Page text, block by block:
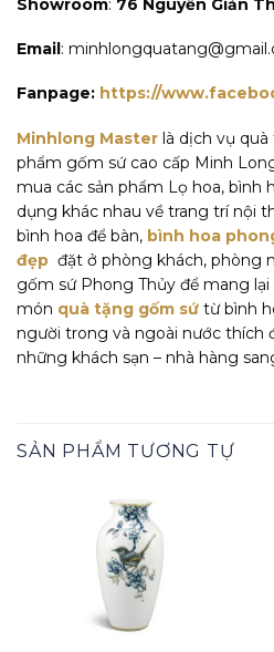
Showroom: 76 Nguyễn Giản
Email:
Fanpage: https://
Minhlong Master là dịch vụ
phẩm gốm sứ cao cấp Minh
mua các sản phẩm Lọ hoa, bình
dụng khác nhau về trang trí nội
bình hoa để bàn, bình hoa
đẹp đặt ở phòng khách, phòng
gốm sứ Phong Thủy để mang
món quà tặng gốm sứ từ bình
người trong và ngoài nước thích
những khách sạn – nhà hàng
SẢN PHẨM TƯƠNG TỰ